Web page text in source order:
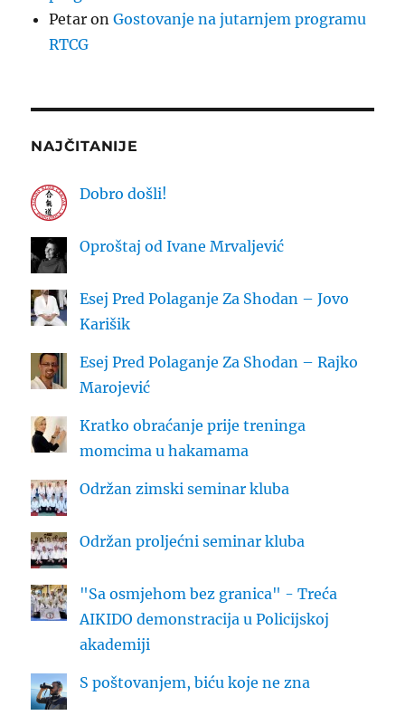
Petar onGostovanje na jutarnjem programu
RTCG
NAJČITANIJE
Dobro došli!
Oproštaj od Ivane Mrvaljević
Esej Pred Polaganje Za Shodan – Jovo
Karišik
Esej Pred Polaganje Za Shodan – Rajko
Marojević
Kratko obraćanje prije treninga
momcima u hakamama
Održan zimski seminar kluba
Održan proljećni seminar kluba
"Sa osmjehom bez granica" - Treća
AIKIDO demonstracija u Policijskoj
akademiji
S poštovanjem, biću koje ne zna